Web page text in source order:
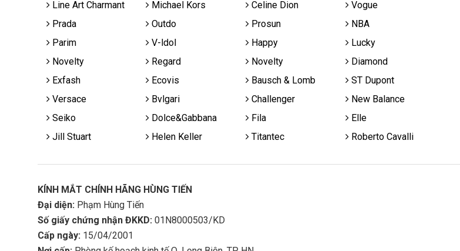
Line Art Charmant
Michael Kors Celine Dion
Vogue
Prada
Outdo Prosun
NBA
Parim
V-ldol Happy
Lucky
Novelty
Regard Novelty
Diamond
Exfash
Ecovis Bausch & Lomb
ST Dupont
Versace
Bvlgari Challenger
New Balance
Seiko
Dolce&Gabbana Fila
Elle
Jill Stuart
Helen Keller Titantec Roberto Cavalli
KÍNH MẮT CHÍNH HÃNG HÙNG TIẾN
Đại diện:Phạm Hùng Tiến
Số giấy chứng nhận ĐKKD: 01N8000503/KD
Cấp ngày:15/04/2001